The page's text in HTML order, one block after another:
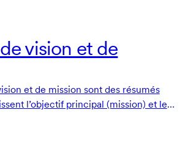
une passion pour leur travail, l’esprit
vision et de
et de mission sont des résumés
l’objectif principal (mission) et les